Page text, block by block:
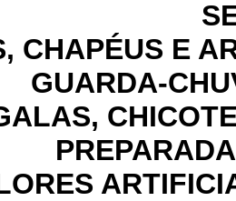
CHAPÉUS E
GUARDA-